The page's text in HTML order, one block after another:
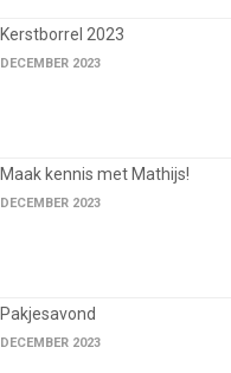
Kerstborrel 2023
DECEMBER 2023
Maak kennis met Mathijs!
DECEMBER 2023
Pakjesavond
DECEMBER 2023